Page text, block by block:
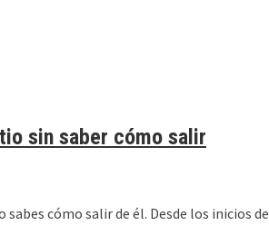
sin saber cómo salir
cómo salir de él. Desde los inicios de